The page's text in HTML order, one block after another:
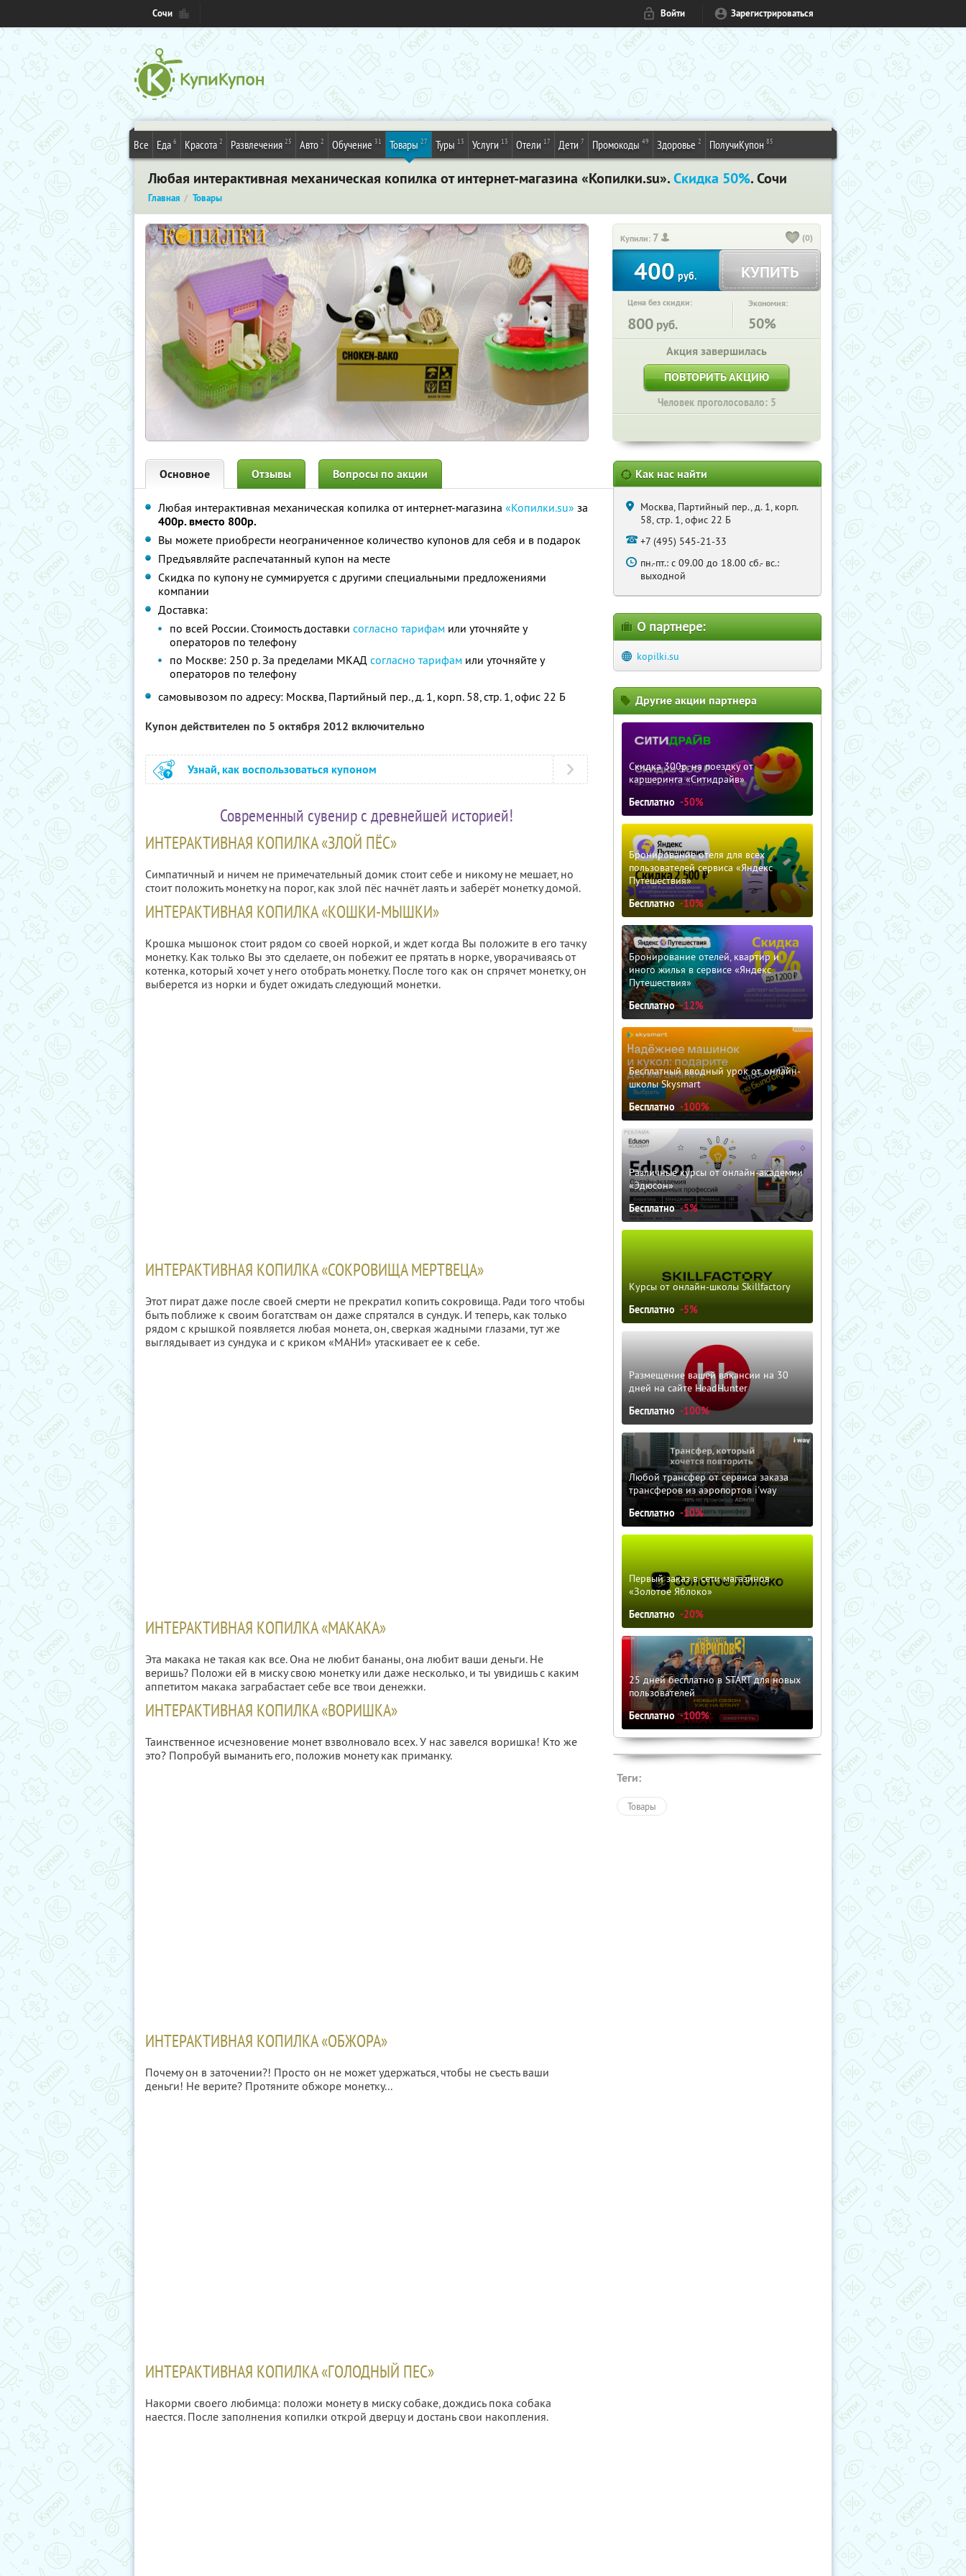
Сочи Войти Зарегистрироваться
Все Еда 6 Красота 2 Развлечения 25 Авто 2 Обучение 31 Товары 27 Туры 13 Услуги 13 Отели 17 Дети 7 Промокоды 49 Здоровье 2 ПолучиКупон 85
Любая интерактивная механическая копилка от интернет-магазина «Копилки.su».Скидка 50%. Сочи
Главная Товары
Купили: 7 (0)
400 руб. КУПИТЬ
Цена без скидки:
800 руб.
Экономия:
50%
Акция завершилась
ПОВТОРИТЬ АКЦИЮ
Человек проголосовало: 5
Основное Отзывы Вопросы по акции
Любая интерактивная механическая копилка от интернет-магазина «Копилки.su» за
400р. вместо 800р.
Вы можете приобрести неограниченное количество купонов для себя и в подарок
Предъявляйте распечатанный купон на месте
Скидка по купону не суммируется с другими специальными предложениями
компании
Доставка:
по всей России. Стоимость доставки согласно тарифам или уточняйте у
операторов по телефону
по Москве: 250 р. За пределами МКАД согласно тарифам или уточняйте у
операторов по телефону
самовывозом по адресу: Москва, Партийный пер., д. 1, корп. 58, стр. 1, офис 22 Б
Купон действителен по 5 октября 2012 включительно
Узнай, как воспользоваться купоном
Современный сувенир с древнейшей историей!
ИНТЕРАКТИВНАЯ КОПИЛКА «ЗЛОЙ ПЁС»
Симпатичный и ничем не примечательный домик стоит себе и никому не мешает, но
стоит положить монетку на порог, как злой пёс начнёт лаять и заберёт монетку домой.
ИНТЕРАКТИВНАЯ КОПИЛКА «КОШКИ-МЫШКИ»
Крошка мышонок стоит рядом со своей норкой, и ждет когда Вы положите в его тачку
монетку. Как только Вы это сделаете, он побежит ее прятать в норке, уворачиваясь от
котенка, который хочет у него отобрать монетку. После того как он спрячет монетку, он
выберется из норки и будет ожидать следующий монетки.
ИНТЕРАКТИВНАЯ КОПИЛКА «СОКРОВИЩА МЕРТВЕЦА»
Этот пират даже после своей смерти не прекратил копить сокровища. Ради того чтобы
быть поближе к своим богатствам он даже спрятался в сундук. И теперь, как только
рядом с крышкой появляется любая монета, он, сверкая жадными глазами, тут же
выглядывает из сундука и с криком «МАНИ» утаскивает ее к себе.
ИНТЕРАКТИВНАЯ КОПИЛКА «МАКАКА»
Эта макака не такая как все. Она не любит бананы, она любит ваши деньги. Не
веришь? Положи ей в миску свою монетку или даже несколько, и ты увидишь с каким
аппетитом макака заграбастает себе все твои денежки.
ИНТЕРАКТИВНАЯ КОПИЛКА «ВОРИШКА»
Таинственное исчезновение монет взволновало всех. У нас завелся воришка! Кто же
это? Попробуй выманить его, положив монету как приманку.
ИНТЕРАКТИВНАЯ КОПИЛКА «ОБЖОРА»
Почему он в заточении?! Просто он не может удержаться, чтобы не съесть ваши
деньги! Не верите? Протяните обжоре монетку...
ИНТЕРАКТИВНАЯ КОПИЛКА «ГОЛОДНЫЙ ПЕС»
Накорми своего любимца: положи монету в миску собаке, дождись пока собака
наестся. После заполнения копилки открой дверцу и достань свои накопления.
Как нас найти
Москва, Партийный пер., д. 1, корп.
58, стр. 1, офис 22 Б
+7 (495) 545-21-33
пн.-пт.: с 09.00 до 18.00 сб.- вс.:
выходной
О партнере:
kopilki.su
Другие акции партнера
Скидка 300р. на поездку от
каршеринга «Ситидрайв»
Бесплатно -50%
Бронирование отеля для всех
пользователей сервиса «Яндекс
Путешествия»
Бесплатно -10%
Бронирование отелей, квартир и
иного жилья в сервисе «Яндекс
Путешествия»
Бесплатно -12%
Бесплатный вводный урок от онлайн-
школы Skysmart
Бесплатно -100%
Различные курсы от онлайн-академии
«Эдюсон»
Бесплатно -5%
Курсы от онлайн-школы Skillfactory
Бесплатно -5%
Размещение вашей вакансии на 30
дней на сайте HeadHunter
Бесплатно -100%
Любой трансфер от сервиса заказа
трансферов из аэропортов i'way
Бесплатно -10%
Первый заказ в сети магазинов
«Золотое Яблоко»
Бесплатно -20%
25 дней бесплатно в START для новых
пользователей
Бесплатно -100%
Теги:
Товары